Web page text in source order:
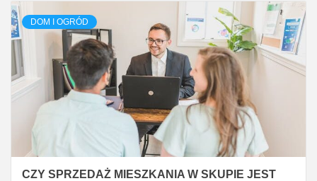
DOM I OGRÓD
CZY SPRZEDAŻ MIESZKANIA W SKUPIE JEST